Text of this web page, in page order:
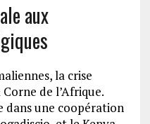
aux
la crise
de l’Afrique.
dans une coopération